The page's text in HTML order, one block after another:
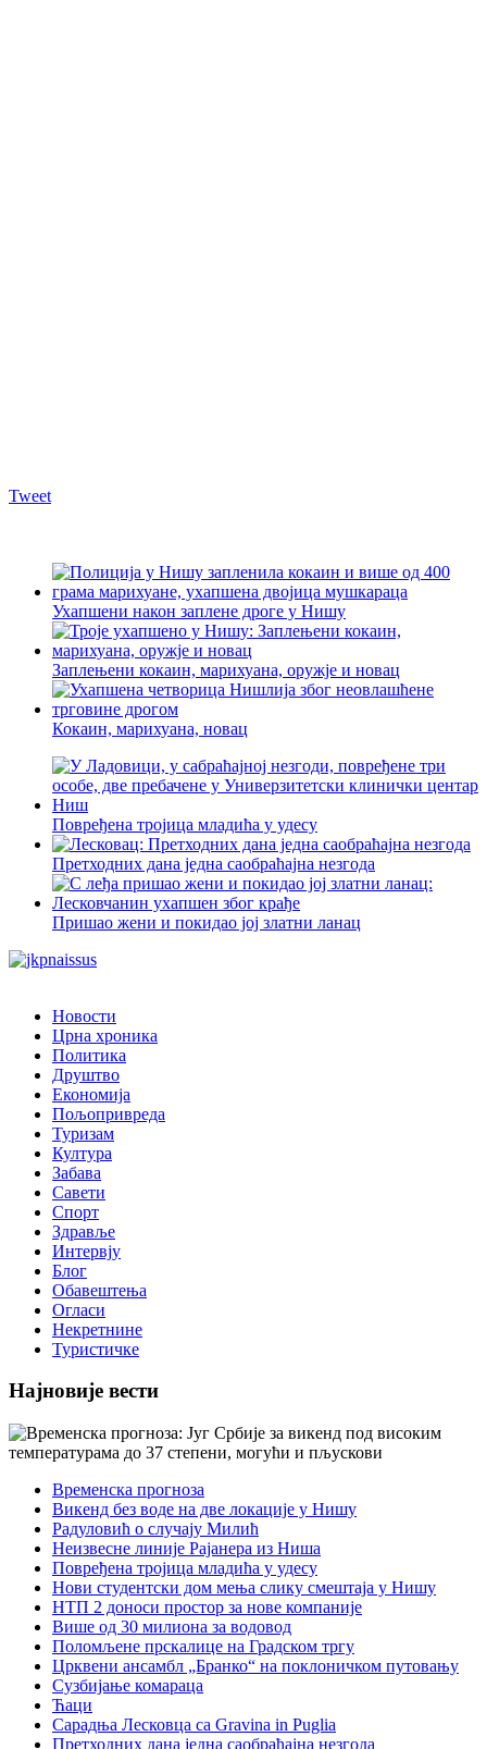
Tweet
Ухапшени након заплене дроге у Нишу
Заплењени кокаин, марихуана, оружје и новац
Кокаин, марихуана, новац
Повређена тројица младића у удесу
Претходних дана једна саобраћајна незгода
Пришао жени и покидао јој златни ланац
Новости
Црна хроника
Политика
Друштво
Економија
Пољопривреда
Туризам
Култура
Забава
Савети
Спорт
Здравље
Интервју
Блог
Обавештења
Огласи
Некретнине
Туристичке
Најновије вести
Временска прогноза
Викенд без воде на две локације у Нишу
Радуловић о случају Милић
Неизвесне линије Рајанера из Ниша
Повређена тројица младића у удесу
Нови студентски дом мења слику смештаја у Нишу
НТП 2 доноси простор за нове компаније
Више од 30 милиона за водовод
Поломљене прскалице на Градском тргу
Црквени ансамбл „Бранко“ на поклоничком путовању
Сузбијање комараца
Ћаци
Сарадња Лесковца са Gravina in Puglia
Претходних дана једна саобраћајна незгода